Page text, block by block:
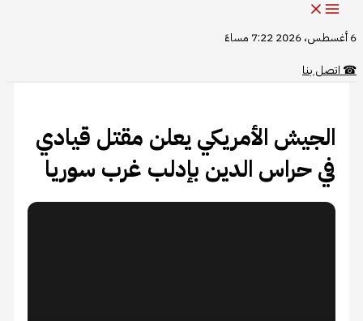
6 أغسطس، 2026 7:22 مساءً
☎اتصل بنا
الجيش الأمريكي يعلن مقتل قيادي
في حراس الدين بإدلب غرب سوريا